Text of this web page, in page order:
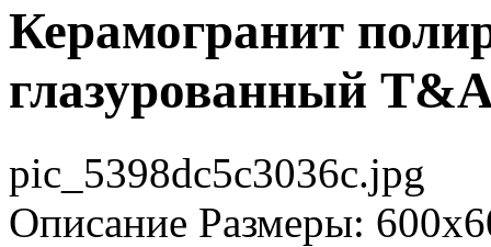
Керамогранит
глазурованный
pic_5398dc5c3036c.jpg
Описание Размеры: